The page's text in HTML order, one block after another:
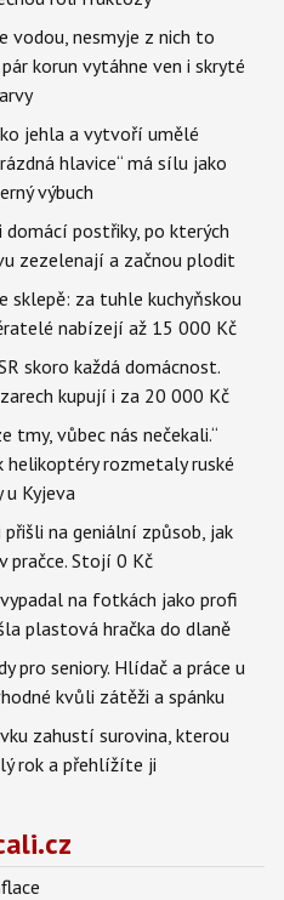
vodou, nesmyje z nich to
korun vytáhne ven i skryté
jehla a vytvoří umělé
hlavice“ má sílu jako
výbuch
domácí postřiky, po kterých
zezelenají a začnou plodit
sklepě: za tuhle kuchyňskou
nabízejí až 15 000 Kč
skoro každá domácnost.
kupují i za 20 000 Kč
tmy, vůbec nás nečekali.“
helikoptéry rozmetaly ruské
u Kyjeva
přišli na geniální způsob, jak
pračce. Stojí 0 Kč
na fotkách jako profi
plastová hračka do dlaně
pro seniory. Hlídač a práce u
kvůli zátěži a spánku
zahustí surovina, kterou
rok a přehlížíte ji